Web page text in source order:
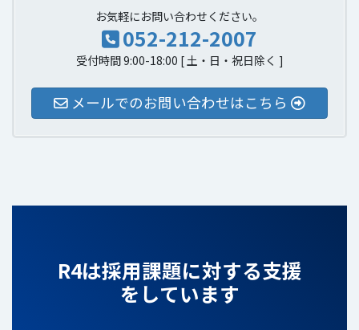
お気軽にお問い合わせください。
052-212-2007
受付時間 9:00-18:00 [ 土・日・祝日除く ]
メールでのお問い合わせはこちら
R4は採用課題に対する支援
をしています